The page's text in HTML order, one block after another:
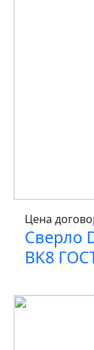
Цена
Сверло
BK8